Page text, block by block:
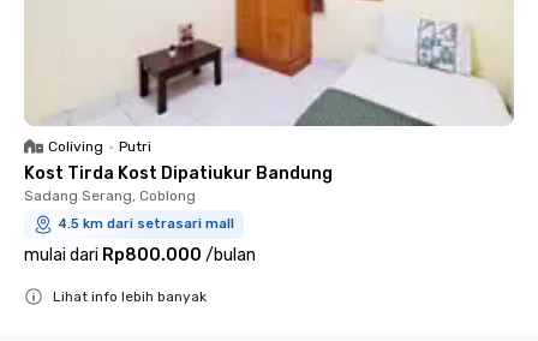
Coliving • Putri
Kost Tirda Kost Dipatiukur Bandung
Sadang Serang, Coblong
4.5 km dari setrasari mall
mulai dari Rp800.000 /bulan
Lihat info lebih banyak